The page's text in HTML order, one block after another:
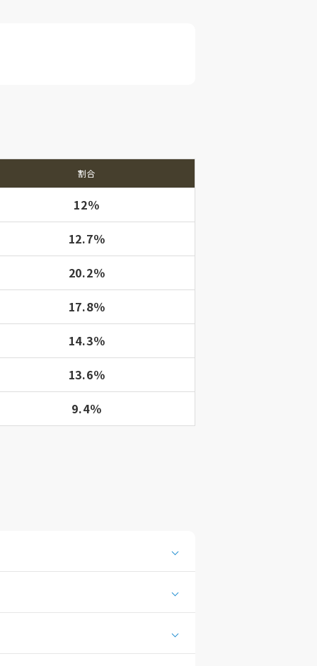
割合
12％
12.7％
20.2％
17.8％
14.3％
13.6％
9.4％